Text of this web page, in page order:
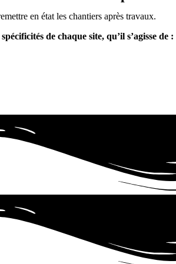
en état les chantiers après travaux.
de chaque site, qu’il s’agisse de :